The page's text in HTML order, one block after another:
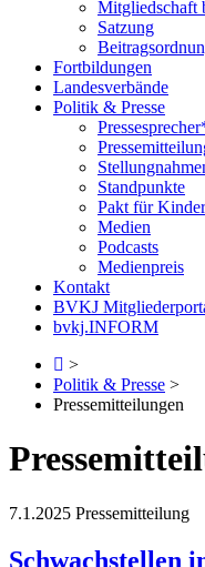
Mitgliedschaft
Satzung
Fortbildungen
Landesverbände
Politik & Presse
Standpunkte
Pakt für
Medien
Podcasts
Medienpreis
Kontakt
BVKJ
bvkj.INFORM
>
Politik & Presse >
Pressemitteilungen
7.1.2025 Pressemitteilung
Schwachstellen